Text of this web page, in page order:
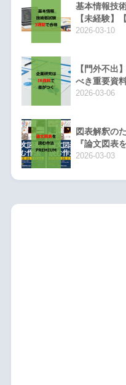
基本情報技
【未経験】
2026-03-10
【門外不出
べき重要資
2026-03-06
図表解釈の
『論文図表
2026-03-03